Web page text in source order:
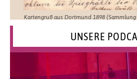
Kartengruß aus Dortmund 1898
UNSERE